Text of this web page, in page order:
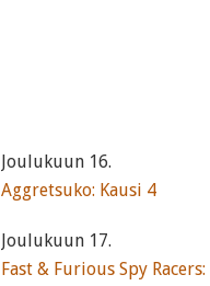
Joulukuun 16.
Aggretsuko: Kausi 4
Joulukuun 17.
Fast & Furious Spy